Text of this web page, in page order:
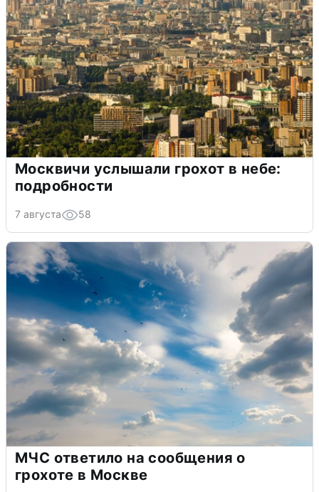
Москвичи услышали грохот в небе:
подробности
7 августа 58
МЧС ответило на сообщения о
грохоте в Москве